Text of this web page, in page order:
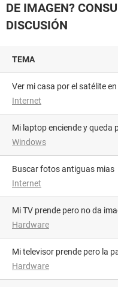
DE IMAGEN?
DISCUSIÓN
TEMA
Ver mi casa por el satélite
Internet
Mi laptop enciende y
Windows
buscar fotos antiguas mias
Internet
Mi TV prende pero no da
Hardware
Mi televisor prende pero la
Hardware